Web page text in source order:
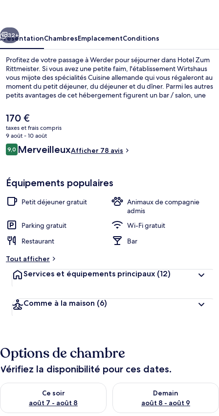
Suivant
32+
PrésentationChambresEmplacementConditions
Profitez de votre passage à Werder pour séjourner dans Hotel Zum
Rittmeister. Si vous avez une petite faim, l'établissement Wirtshaus
vous mijote des spécialités Cuisine allemande qui vous régaleront au
moment du petit déjeuner, du déjeuner et du dîner. Parmi les autres
petits avantages de cet hébergement figurent un bar / salon, une
Le
prix
actuel
est
de
170 €
taxes et frais compris
9 août - 10 août
Avis
voyageurs
9,09,0 sur 10
MerveilleuxAfficher 78 avis
Équipements populaires
Petit déjeuner gratuit
Animaux de compagnie
admis
Parking gratuit
Wi-Fi gratuit
Restaurant
Bar
Tout afficher
Services et équipements principaux (12)
Comme à la maison (6)
Options de chambre
Vérifiez la disponibilité pour ces dates.
Ce soir
août 7 - août 8
Vérifier la disponibilité pour ce soir août 7 - août 8
Demain
août 8 - août 9
Vérifier la disponibilité pour